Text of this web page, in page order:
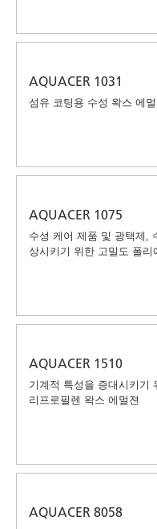
AQUACER 1031
섬유 코팅용 수성 왁스 에멀
AQUACER 1075
수성 케어 제품 및 광택제,
상시키기 위한 고밀도 폴리
AQUACER 1510
기계적 특성을 증대시키기
리프로필렌 왁스 에멀젼
AQUACER 8058